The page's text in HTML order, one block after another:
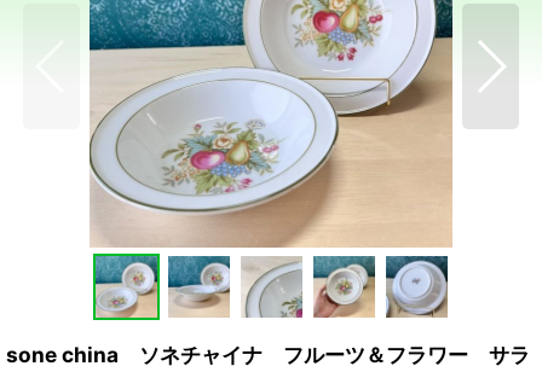
sone china ソネチャイナ フルーツ＆フラワー サラ